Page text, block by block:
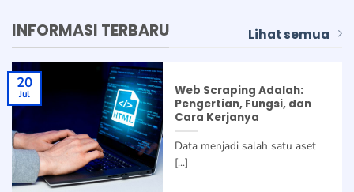
INFORMASI TERBARU Lihat semua
Web Scraping Adalah:
Pengertian, Fungsi, dan
Cara Kerjanya
Data menjadi salah satu aset
[...]
20
Jul